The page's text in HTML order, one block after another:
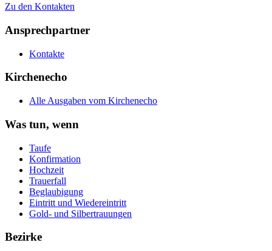
Zu den Kontakten
Ansprechpartner
Kontakte
Kirchenecho
Alle Ausgaben vom Kirchenecho
Was tun, wenn
Taufe
Konfirmation
Hochzeit
Trauerfall
Beglaubigung
Eintritt und Wiedereintritt
Gold- und Silbertrauungen
Bezirke